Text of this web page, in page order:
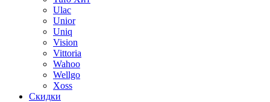
Ulac
Unior
Uniq
Vision
Vittoria
Wahoo
Wellgo
Xoss
Скидки